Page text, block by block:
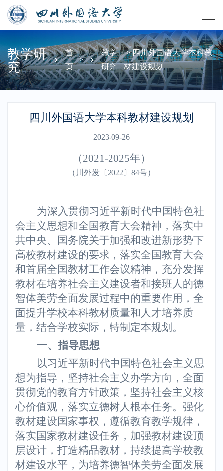
教学研
究
首
页
>
教学
研究
> 四川外国语大学本科教
材建设规划
四川外国语大学本科教材建设规划
2023-09-26
（2021-2025年）
（川外发〔 2022 〕 84号）
为深入贯彻习近平新时代中国特色社
会主义思想和全国教育大会精神，落实中
共中央、国务院关于加强和改进新形势下
高校教材建设的要求，落实全国教育大会
和首届全国教材工作会议精神，充分发挥
教材在培养社会主义建设者和接班人的德
智体美劳全面发展过程中的重要作用，全
面提升学校本科教材质量和人才培养质
量，结合学校实际，特制定本规划。
一、指导思想
以习近平新时代中国特色社会主义思
想为指导，坚持社会主义办学方向，全面
贯彻党的教育方针政策，坚持社会主义核
心价值观，落实立德树人根本任务。强化
教材建设国家事权，遵循教育教学规律，
落实国家教材建设任务，加强教材建设顶
层设计，打造精品教材，持续提高学校教
材建设水平，为培养德智体美劳全面发展